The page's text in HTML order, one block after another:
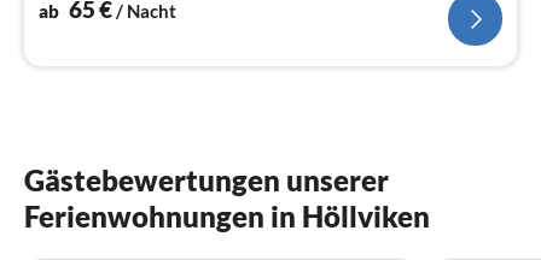
ab 65€/ Nacht
Gästebewertungen unserer
Ferienwohnungen in Höllviken